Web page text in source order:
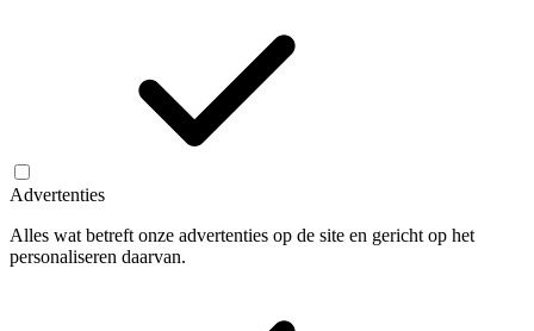
Advertenties
Alles wat betreft onze advertenties op de site en gericht op het
personaliseren daarvan.